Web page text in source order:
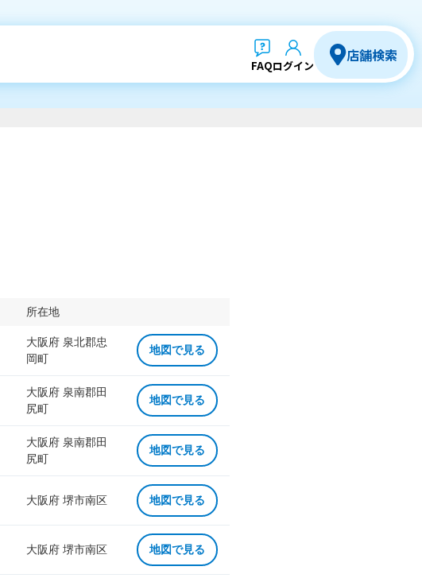
FAQログイン
店舗検索
所在地
大阪府 泉北郡忠
岡町
地図で見る
大阪府 泉南郡田
尻町
地図で見る
大阪府 泉南郡田
尻町
地図で見る
大阪府 堺市南区 地図で見る
大阪府 堺市南区 地図で見る